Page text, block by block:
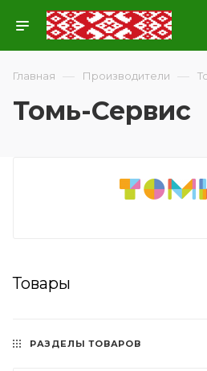
Главная — Производители —
Томь-Сервис
Товары
РАЗДЕЛЫ ТОВАРОВ